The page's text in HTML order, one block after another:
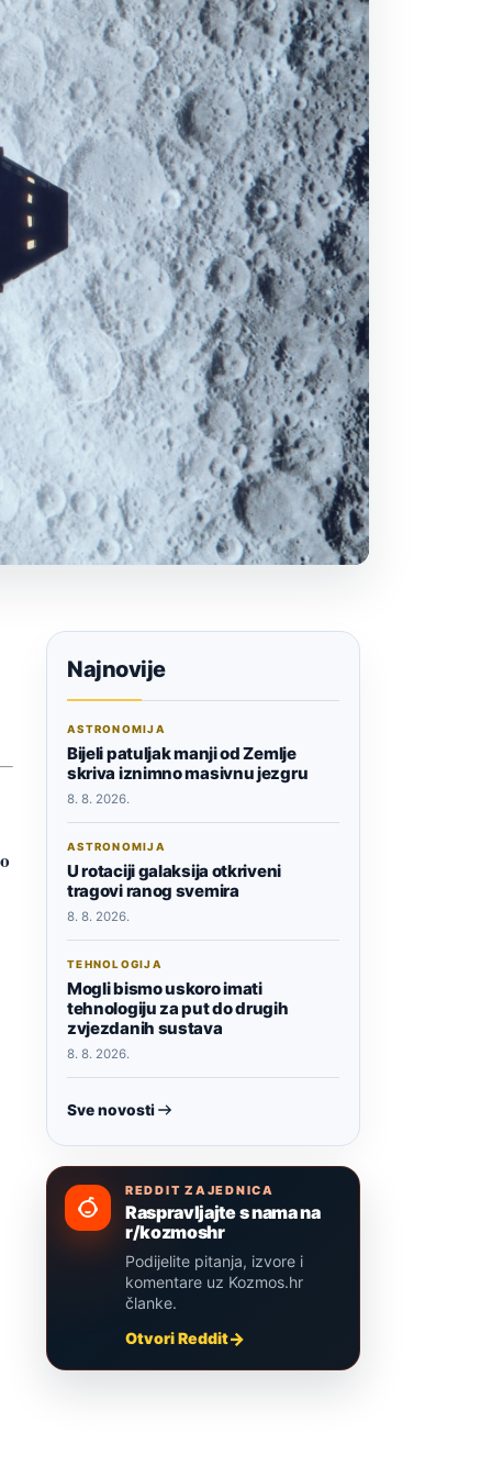
Najnovije
ASTRONOMIJA
Bijeli patuljak manji od Zemlje
skriva iznimno masivnu jezgru
8. 8. 2026.
ASTRONOMIJA
U rotaciji galaksija otkriveni
tragovi ranog svemira
8. 8. 2026.
TEHNOLOGIJA
Mogli bismo uskoro imati
tehnologiju za put do drugih
zvjezdanih sustava
8. 8. 2026.
Sve novosti
REDDIT ZAJEDNICA
Raspravljajte s nama na
r/kozmoshr
Podijelite pitanja, izvore i
komentare uz Kozmos.hr
članke.
Otvori Reddit